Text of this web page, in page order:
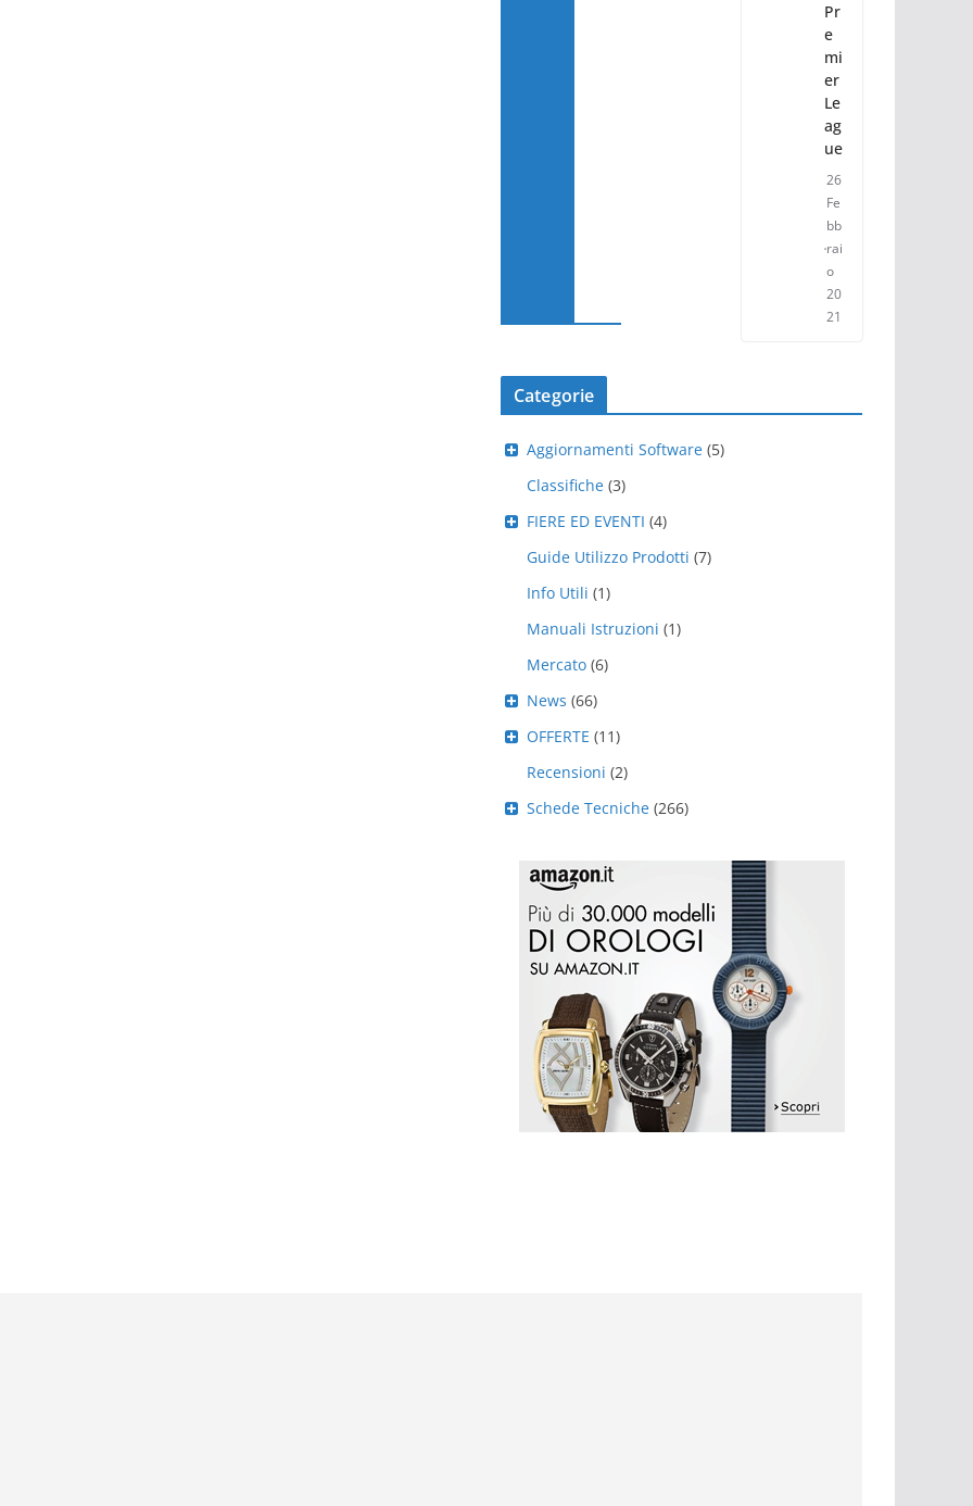
Pr
e
mi
er
Le
ag
ue
26
Fe
bb
rai
o
20
21
Categorie
Aggiornamenti Software(5)
Classifiche(3)
FIERE ED EVENTI (4)
Guide Utilizzo Prodotti (7)
Info Utili (1)
Manuali Istruzioni (1)
Mercato(6)
News (66)
OFFERTE (11)
Recensioni (2)
Schede Tecniche(266)